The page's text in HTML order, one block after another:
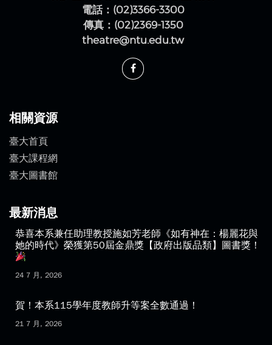
戲劇學系 （校總區一號館）
100 台北市中正區思源街18號國立臺灣大學水源校區
戲夢空間 (台大自行車拖吊移置場旁)
電話：(02)3366-3300
傳真：(02)2369-1350
theatre@ntu.edu.tw
相關資源
臺大首頁
臺大圖書館
最新消息
恭喜本系兼任助理教授施如芳老師《如有神在：楊麗花與